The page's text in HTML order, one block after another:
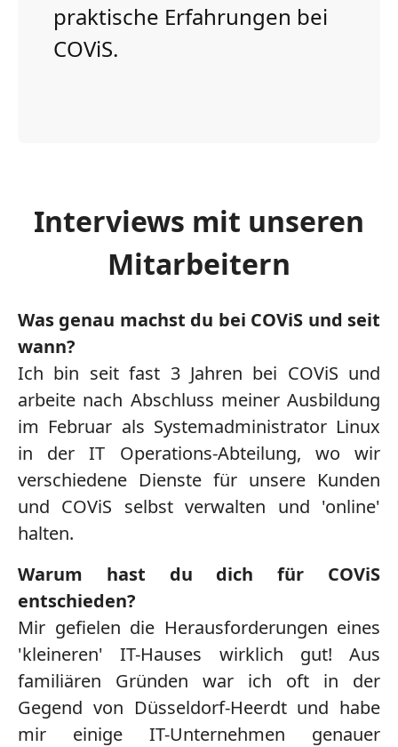
praktische Erfahrungen bei
COViS.
Interviews mit unseren
Mitarbeitern
Was genau machst du bei COViS und seit
wann?
Ich bin seit fast 3 Jahren bei COViS und
arbeite nach Abschluss meiner Ausbildung
im Februar als Systemadministrator Linux
in der IT Operations-Abteilung, wo wir
verschiedene Dienste für unsere Kunden
und COViS selbst verwalten und 'online'
halten.
Warum hast du dich für COViS
entschieden?
Mir gefielen die Herausforderungen eines
'kleineren' IT-Hauses wirklich gut! Aus
familiären Gründen war ich oft in der
Gegend von Düsseldorf-Heerdt und habe
mir einige IT-Unternehmen genauer